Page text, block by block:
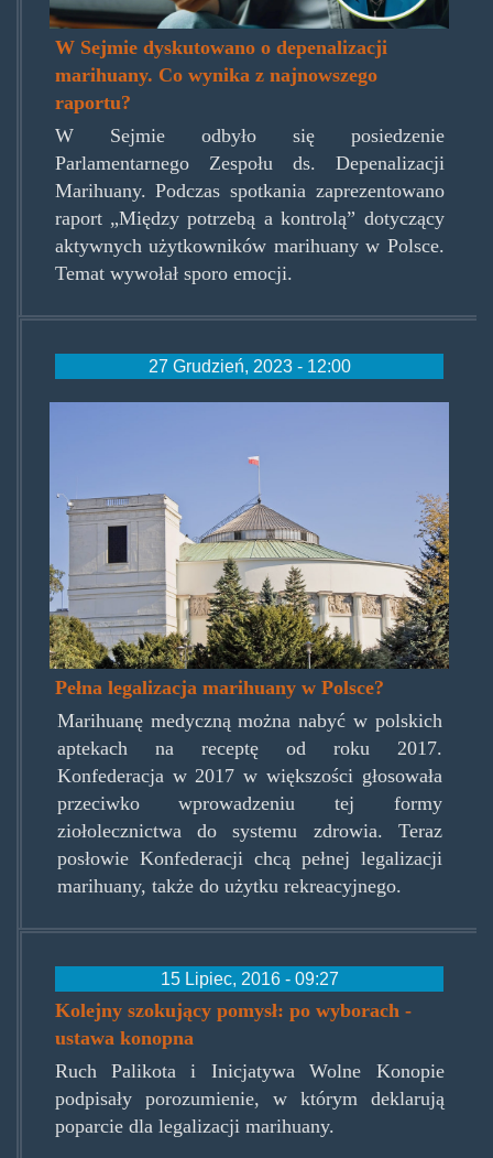
W Sejmie dyskutowano o depenalizacji
marihuany. Co wynika z najnowszego
raportu?
W Sejmie odbyło się posiedzenie
Parlamentarnego Zespołu ds. Depenalizacji
Marihuany. Podczas spotkania zaprezentowano
raport „Między potrzebą a kontrolą” dotyczący
aktywnych użytkowników marihuany w Polsce.
Temat wywołał sporo emocji.
27 Grudzień, 2023 - 12:00
Pełna legalizacja marihuany w Polsce?
Marihuanę medyczną można nabyć w polskich
aptekach na receptę od roku 2017.
Konfederacja w 2017 w większości głosowała
przeciwko wprowadzeniu tej formy
ziołolecznictwa do systemu zdrowia. Teraz
posłowie Konfederacji chcą pełnej legalizacji
marihuany, także do użytku rekreacyjnego.
15 Lipiec, 2016 - 09:27
Kolejny szokujący pomysł: po wyborach -
ustawa konopna
Ruch Palikota i Inicjatywa Wolne Konopie
podpisały porozumienie, w którym deklarują
poparcie dla legalizacji marihuany.